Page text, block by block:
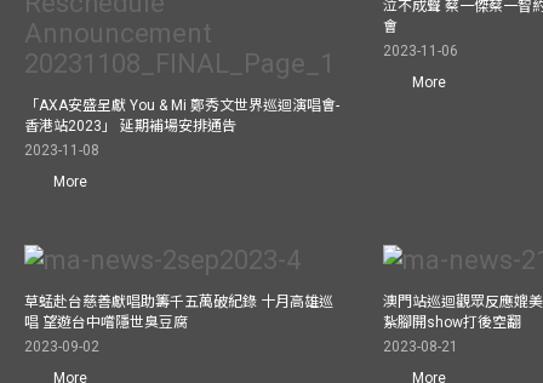
「AXA安盛呈獻 You & Mi 鄭秀文世界巡迴演唱會-
香港站2023」 延期補場安排通告
2023-11-08
More
泣不成聲 蔡一傑蔡一智
會
2023-11-06
More
草蜢赴台慈善獻唱助籌千五萬破紀錄 十月高雄巡
唱 望遊台中嚐隱世臭豆腐
2023-09-02
More
澳門站巡迴觀眾反應媲
紥腳開show打後空翻
2023-08-21
More